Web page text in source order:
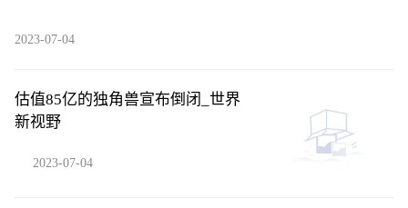
2023-07-04
估值85亿的独角兽宣布倒闭_世界
新视野
2023-07-04